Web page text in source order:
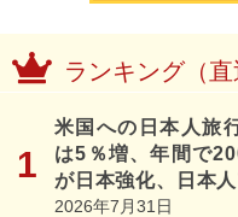
ランキング（直
米国への日本人旅
は5％増、年間で
が日本強化、日本
2026年7月31日